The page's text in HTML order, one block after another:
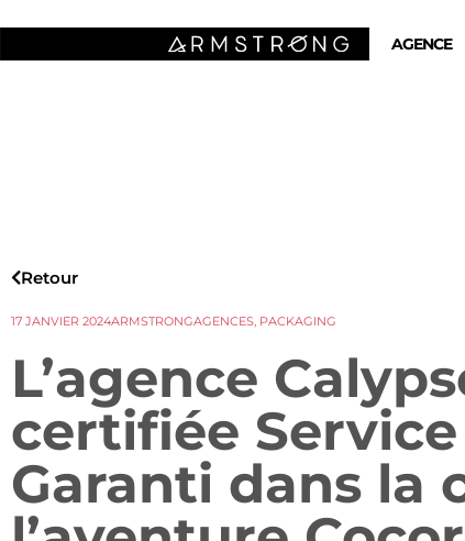
AGENCE
Retour
17 JANVIER 2024ARMSTRONGAGENCES, PACKAGING
L’agence
certifiée
Garanti dans la